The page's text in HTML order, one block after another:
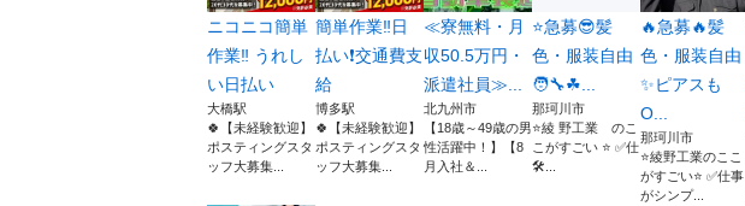
ニコニコ簡単
作業‼️ うれし
い日払い
大橋駅
🍀【未経験歓迎】
ポスティングスタ
ッフ大募集...
簡単作業‼️日
払い❗️交通費支
給
博多駅
🍀【未経験歓迎】
ポスティングスタ
ッフ大募集...
≪寮無料・月
収50.5万円・
派遣社員≫...
北九州市
【18歳～49歳の男
性活躍中！】【8
月入社＆...
⭐️急募😎髪
色・服装自由
🧑‍🔧☘...
那珂川市
⭐綾 野工業 のこ
こがすごい ⭐ ✅仕
🛠...
🔥急募🔥髪
色・服装自由
✨ピアスも
O...
那珂川市
⭐綾野工業のここ
がすごい⭐ ✅仕事
がシンプ...